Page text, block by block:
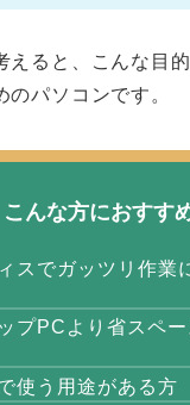
えると、こんな目
のパソコンです。
こんな方におすす
スでガッツリ作業
プPCより省スペ
使う用途がある方